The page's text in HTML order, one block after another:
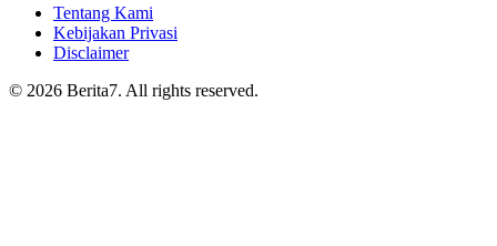
Tentang Kami
Kebijakan Privasi
Disclaimer
© 2026 Berita7. All rights reserved.